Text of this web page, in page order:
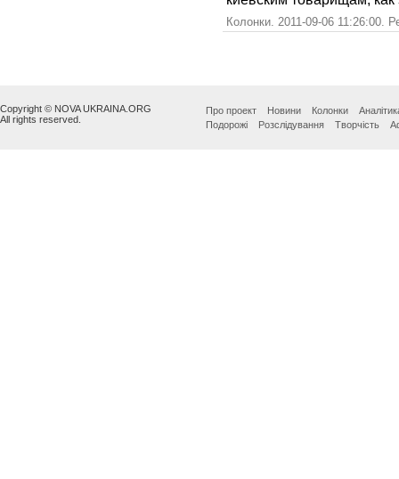
Колонки. 2011-09-06 11:26:00.
Copyright © NOVA UKRAINA.ORG
All rights reserved.
Про проект Новини Колонки
Подорожі
Розслідування Творчість